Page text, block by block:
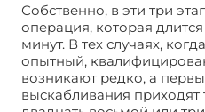
Собственно, в эти три
операция, которая
минут. В тех случаях,
опытный,
возникают редко, а
выскабливания приходят